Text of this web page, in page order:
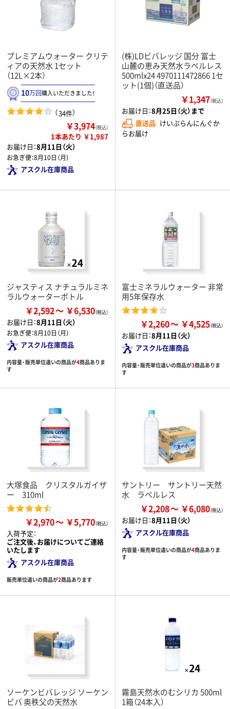
プレミアムウォーター クリテ
ィアの天然水 1セット
（12L×2本）
10万回購入いただきました！
（34件）
￥3,974（税込）
1本あたり ￥1,987
お届け日：8月11日（火）
お急ぎ便：8月10日（月）
アスクル在庫商品
(株)LDビバレッジ 国分 富士
山麓の恵み天然水ラベルレス
500mlx24 4970111472866 1セ
ット(1個)（直送品）
￥1,347（税込）
お届け日：8月25日（火）まで
直送品 けいぷらんにんぐか
らお届け
ジャスティス ナチュラルミネ
ラルウォーターボトル
￥2,592 ￥6,530
お届け日：8月11日（火）
お急ぎ便：8月10日（月）
アスクル在庫商品
内容量・販売単位違いの商品が4商品ありま
す
富士ミネラルウォーター 非常
用5年保存水
￥2,260 ￥4,525
お届け日：8月11日（火）
アスクル在庫商品
内容量・販売単位違いの商品が3商品ありま
す
大塚食品 クリスタルガイザ
ー 310ml
￥2,970 ￥5,770
入荷予定：
ご注文後、お届けについてご連絡
いたします
アスクル在庫商品
販売単位違いの商品が2商品あります
サントリー サントリー天然
水 ラベルレス
￥2,208 ￥6,080
お届け日：8月11日（火）
アスクル在庫商品
内容量・販売単位違いの商品が4商品ありま
す
ソーケンビバレッジ ソーケン
ビバ 奥秩父の天然水
霧島天然水のむシリカ 500ml
1箱（24本入）